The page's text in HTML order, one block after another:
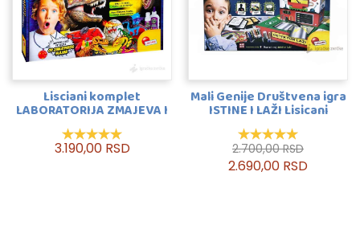
Lisciani komplet
LABORATORIJA ZMAJEVA I
DINOSAURUSA
3.190,00 RSD
Mali Genije Društvena igra
ISTINE I LAŽI Lisicani
2.700,00 RSD
2.690,00 RSD